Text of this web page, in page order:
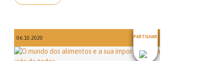
06.10.2020 PARTILHAR